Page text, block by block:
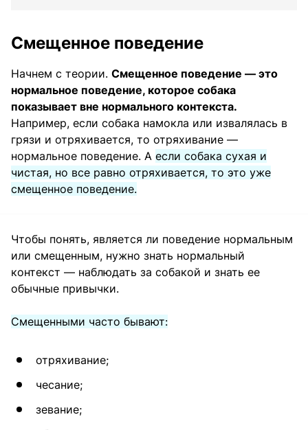
Смещенное поведение
Начнем с теории. Смещенное поведение — это
нормальное поведение, которое собака
показывает вне нормального контекста.
Например, если собака намокла или извалялась в
грязи и отряхивается, то отряхивание —
нормальное поведение. А если собака сухая и
чистая, но все равно отряхивается, то это уже
смещенное поведение.
Чтобы понять, является ли поведение нормальным
или смещенным, нужно знать нормальный
контекст — наблюдать за собакой и знать ее
обычные привычки.
Смещенными часто бывают:
отряхивание;
чесание;
зевание;